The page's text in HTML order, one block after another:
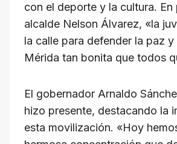
con el deporte y la cultura. En
alcalde Nelson Álvarez, «la
la calle para defender la paz
Mérida tan bonita que todos
El gobernador Arnaldo
hizo presente, destacando la
esta movilización. «Hoy